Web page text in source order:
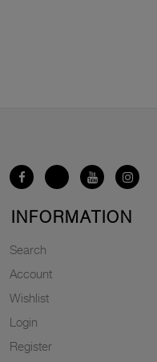
INFORMATION
Search
Account
Wishlist
Login
Register